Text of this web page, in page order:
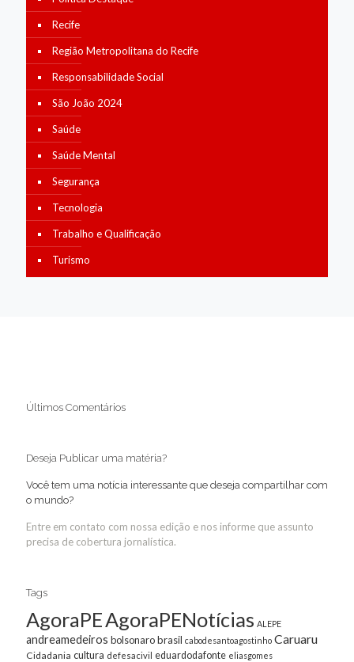
Recife
Região Metropolitana do Recife
Responsabilidade Social
São João 2024
Saúde
Saúde Mental
Segurança
Tecnologia
Trabalho e Qualificação
Turismo
Você tem uma notícia interessante que deseja compartilhar com
Entre em contato com nossa edição e nos informe que assunto
AgoraPEAgoraPENotícias ALEPE
andreamedeirosbolsonaro brasil cabodesantoagostinho